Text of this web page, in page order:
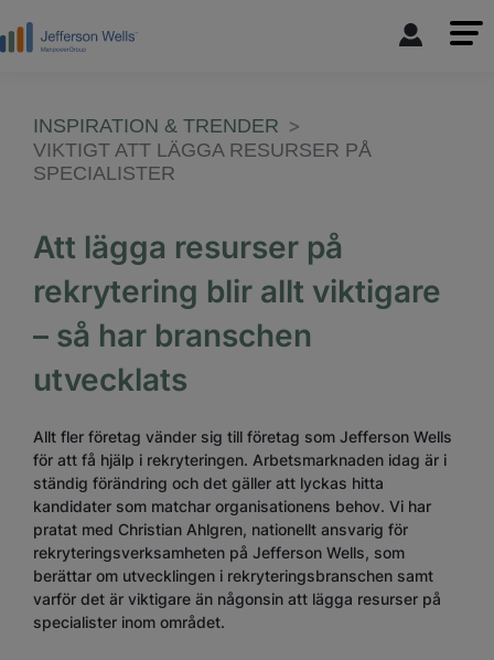
INSPIRATION & TRENDER
VIKTIGT ATT LÄGGA RESURSER PÅ
SPECIALISTER
Att lägga resurser på
rekrytering blir allt viktigare
– så har branschen
utvecklats
Allt fler företag vänder sig till företag som Jefferson Wells
för att få hjälp i rekryteringen. Arbetsmarknaden idag är i
ständig förändring och det gäller att lyckas hitta
kandidater som matchar organisationens behov. Vi har
pratat med Christian Ahlgren, nationellt ansvarig för
rekryteringsverksamheten på Jefferson Wells, som
berättar om utvecklingen i rekryteringsbranschen samt
varför det är viktigare än någonsin att lägga resurser på
specialister inom området.